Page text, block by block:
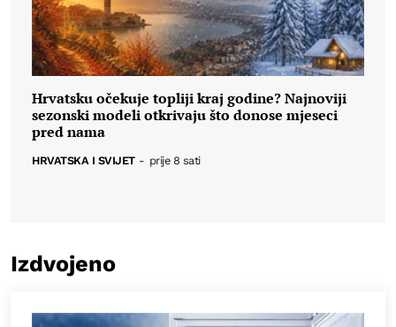
Hrvatsku očekuje topliji kraj godine? Najnoviji
sezonski modeli otkrivaju što donose mjeseci
pred nama
HRVATSKA I SVIJET - prije 8 sati
Izdvojeno